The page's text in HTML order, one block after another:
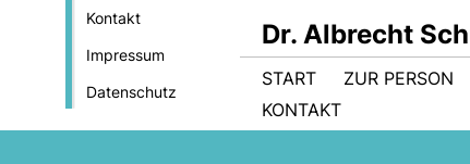
Kontakt
Impressum
Datenschutz
Dr. Albrecht
START ZUR PERSON
KONTAKT